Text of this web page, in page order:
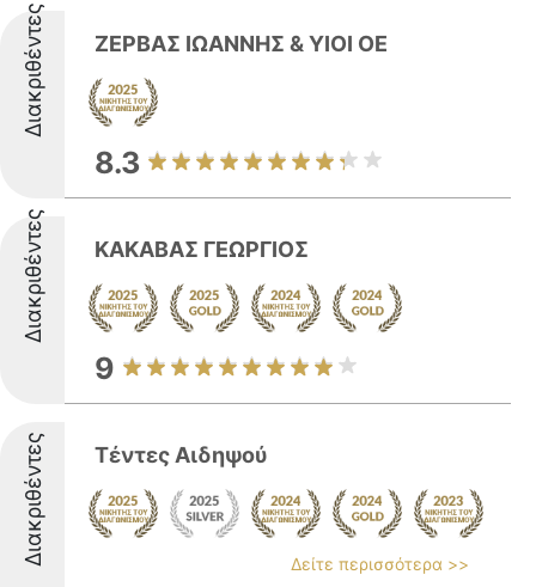
Διακριθέντες ΖΕΡΒΑΣ ΙΩΑΝΝΗΣ & ΥΙΟΙ ΟΕ
8.3
Διακριθέντες ΚΑΚΑΒΑΣ ΓΕΩΡΓΙΟΣ
9
Διακριθέντες Τέντες Αιδηψού
Δείτε περισσότερα >>